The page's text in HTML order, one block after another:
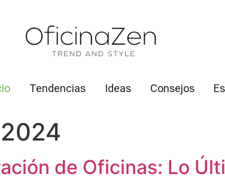
Tendencias Ideas Consejos
de Oficinas: Lo